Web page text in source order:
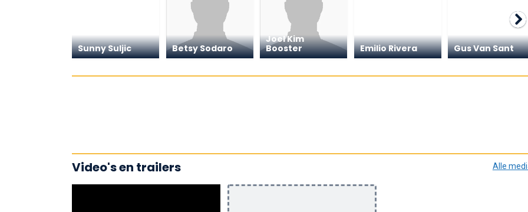
Sunny Suljic Betsy Sodaro
Joel Kim
Booster
Emilio Rivera Gus Van Sant
Video's en trailers Alle